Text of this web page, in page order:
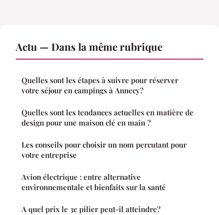
Actu — Dans la même rubrique
Quelles sont les étapes à suivre pour réserver
votre séjour en campings à Annecy?
Quelles sont les tendances actuelles en matière de
design pour une maison clé en main ?
Les conseils pour choisir un nom percutant pour
votre entreprise
Avion électrique : entre alternative
environnementale et bienfaits sur la santé
A quel prix le 3e pilier peut-il atteindre?